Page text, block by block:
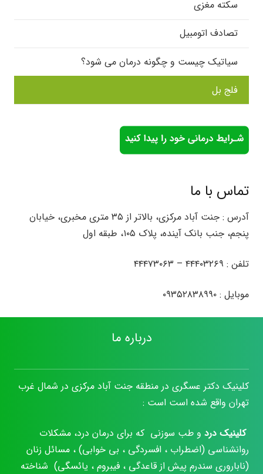
سکته مغزی
تصادف اتومبیل
سیاتیک چیست و چگونه درمان می شود؟
فلج بل
تماس با ما
آدرس : جنت آباد مرکزی، بالاتر از ۳۵ متری مخبری، خیابان
پنجم، جنب بانک آینده، پلاک ۱۰۵، طبقه اول
تلفن : ۴۴۴۰۳۲۶۹ – ۴۴۴۷۳۰۶۳
موبایل : ۰۹۳۵۲۸۳۸۹۹۰
درباره ما
کلینیک دکتر عسگری در منطقه جنت آباد مرکزی در شمال غرب
تهران واقع شده است است :
کلینیک درد و طب سوزنی که برای درمان درد، مشکلات
روانشناسی (اضطراب ، افسردگی ، بی خوابی) ، مسائل زنان
(ناباروری سندرم پیش از قاعدگی ، فیبروم ، یائسگی) شناخته